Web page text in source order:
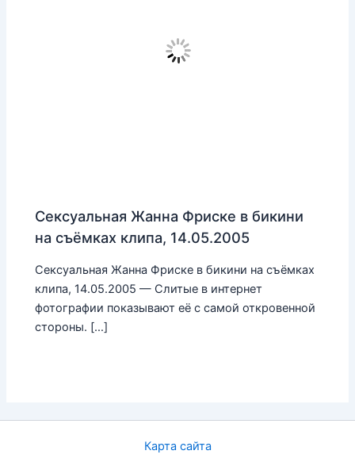
Сексуальная Жанна Фриске в бикини
на съёмках клипа, 14.05.2005
Сексуальная Жанна Фриске в бикини на съёмках
клипа, 14.05.2005 — Слитые в интернет
фотографии показывают её с самой откровенной
стороны. […]
Карта сайта